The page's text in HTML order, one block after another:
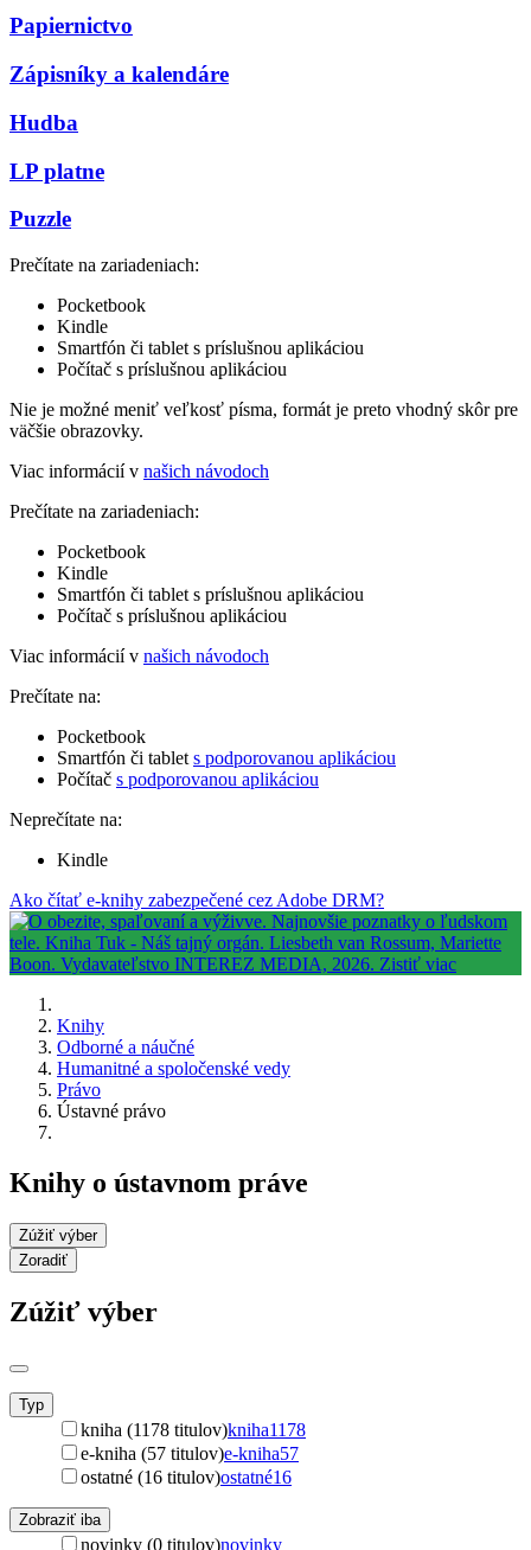
Papiernictvo
Zápisníky a kalendáre
Hudba
LP platne
Puzzle
Prečítate na zariadeniach:
Pocketbook
Kindle
Smartfón či tablet s príslušnou aplikáciou
Počítač s príslušnou aplikáciou
Nie je možné meniť veľkosť písma, formát je preto vhodný skôr pre
väčšie obrazovky.
Viac informácií v našich návodoch
Prečítate na zariadeniach:
Pocketbook
Kindle
Smartfón či tablet s príslušnou aplikáciou
Počítač s príslušnou aplikáciou
Viac informácií v našich návodoch
Prečítate na:
Pocketbook
Smartfón či tablet s podporovanou aplikáciou
Počítač s podporovanou aplikáciou
Neprečítate na:
Kindle
Ako čítať e-knihy zabezpečené cez Adobe DRM?
Knihy
Odborné a náučné
Humanitné a spoločenské vedy
Právo
Ústavné právo
Knihy o ústavnom práve
Zúžiť výber
Zoradiť
Zúžiť výber
Typ
kniha (1178 titulov)kniha1178
e-kniha (57 titulov)e-kniha57
ostatné (16 titulov)ostatné16
Zobraziť iba
novinky (0 titulov)novinky